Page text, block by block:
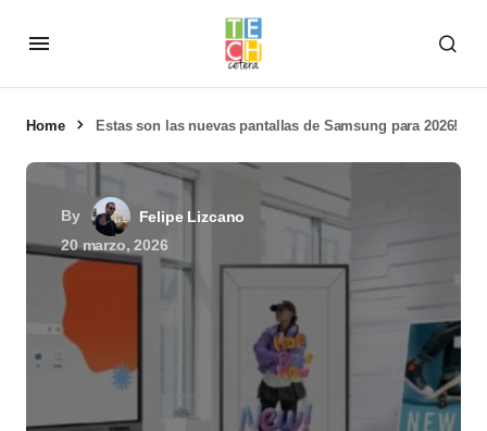
Home Estas son las nuevas pantallas de Samsung para 2026!
By
Felipe Lizcano
20 marzo, 2026